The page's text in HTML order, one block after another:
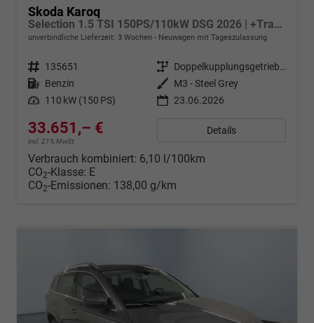
Skoda Karoq
Selection 1.5 TSI 150PS/110kW DSG 2026 | +TravelAssist +RFK & Parksensoren +Var. Gepäckraumboden
unverbindliche Lieferzeit: 3 Wochen Neuwagen mit Tageszulassung
Fahrzeugnr. 135651 Getriebe
Doppelkupplungsgetriebe (DSG)
Kraftstoff Benzin Außenfarbe M3 - Steel Grey
Leistung 110 kW (150 PS) 23.06.2026
33.651,– €
incl. 21% MwSt.
Details
Verbrauch kombiniert: 6,10 l/100km
CO2-Klasse: E
CO2-Emissionen: 138,00 g/km